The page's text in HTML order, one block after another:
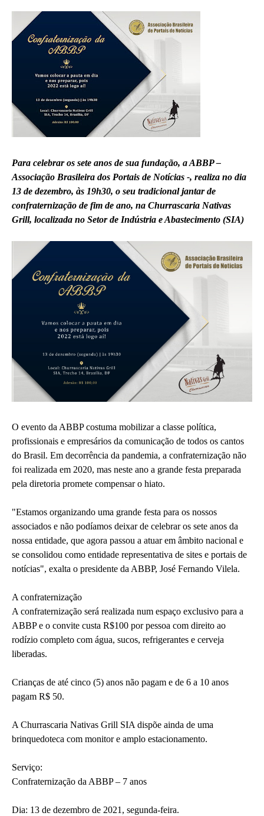
Para celebrar os sete anos de sua fundação, a ABBP –
Associação Brasileira dos Portais de Notícias -, realiza no dia
13 de dezembro, às 19h30, o seu tradicional jantar de
confraternização de fim de ano, na Churrascaria Nativas
Grill, localizada no Setor de Indústria e Abastecimento (SIA)
O evento da ABBP costuma mobilizar a classe política,
profissionais e empresários da comunicação de todos os cantos
do Brasil. Em decorrência da pandemia, a confraternização não
foi realizada em 2020, mas neste ano a grande festa preparada
pela diretoria promete compensar o hiato.
"Estamos organizando uma grande festa para os nossos
associados e não podíamos deixar de celebrar os sete anos da
nossa entidade, que agora passou a atuar em âmbito nacional e
se consolidou como entidade representativa de sites e portais de
notícias", exalta o presidente da ABBP, José Fernando Vilela.
A confraternização
A confraternização será realizada num espaço exclusivo para a
ABBP e o convite custa R$100 por pessoa com direito ao
rodízio completo com água, sucos, refrigerantes e cerveja
liberadas.
Crianças de até cinco (5) anos não pagam e de 6 a 10 anos
pagam R$ 50.
A Churrascaria Nativas Grill SIA dispõe ainda de uma
brinquedoteca com monitor e amplo estacionamento.
Serviço:
Confraternização da ABBP – 7 anos
Dia: 13 de dezembro de 2021, segunda-feira.